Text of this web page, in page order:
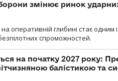
змінює ринок
оперативній глибині стає одним
спроможностей.
на початку 2027 року:
балістикою та